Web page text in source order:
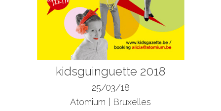
kidsguinguette 2018
25/03/18
Atomium | Bruxelles